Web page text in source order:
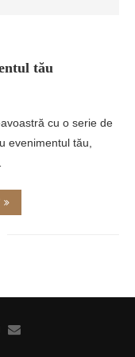
tău
cu o serie de
evenimentul tău,